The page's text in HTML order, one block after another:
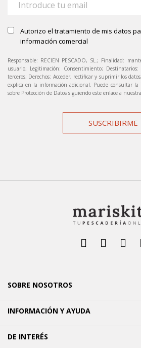
Autorizo el tratamiento de mis datos
información comercial
Responsable: RECIEN PESCADO, SL.; Finalidad:
usuario; Legitimación: Consentimiento;
terceros; Derechos: Acceder, rectificar y suprimir los
explica en la información adicional. Puede consultar
sobre Protección de Datos siguiendo este enlace a nuestra
SUSCRIBIRME
SOBRE NOSOTROS
INFORMACIÓN Y AYUDA
DE INTERÉS